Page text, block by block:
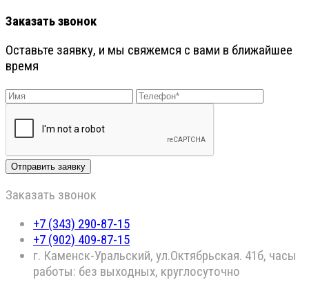
Заказать звонок
Оставьте заявку, и мы свяжемся с вами в ближайшее
время
Заказать звонок
+7 (343) 290-87-15
+7 (902) 409-87-15
г. Каменск-Уральский, ул.Октябрьская. 41б, часы
работы: без выходных, круглосуточно